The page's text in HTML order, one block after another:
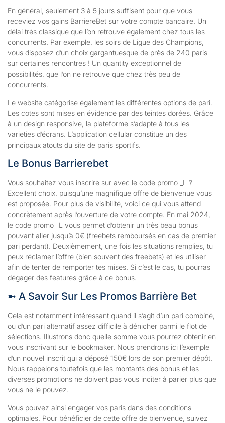
En général, seulement 3 à 5 jours suffisent pour que vous
receviez vos gains BarriereBet sur votre compte bancaire. Un
délai très classique que l’on retrouve également chez tous les
concurrents. Par exemple, les soirs de Ligue des Champions,
vous disposez d’un choix gargantuesque de près de 240 paris
sur certaines rencontres ! Un quantity exceptionnel de
possibilités, que l’on ne retrouve que chez très peu de
concurrents.
Le website catégorise également les différentes options de pari.
Les cotes sont mises en évidence par des teintes dorées. Grâce
à un design responsive, la plateforme s’adapte à tous les
varieties d’écrans. L’application cellular constitue un des
principaux atouts du site de paris sportifs.
Le Bonus Barrierebet
Vous souhaitez vous inscrire sur avec le code promo _L ?
Excellent choix, puisqu’une magnifique offre de bienvenue vous
est proposée. Pour plus de visibilité, voici ce qui vous attend
concrètement après l’ouverture de votre compte. En mai 2024,
le code promo _L vous permet d’obtenir un très beau bonus
pouvant aller jusqu’à 0€ (freebets remboursés en cas de premier
pari perdant). Deuxièmement, une fois les situations remplies, tu
peux réclamer l’offre (bien souvent des freebets) et les utiliser
afin de tenter de remporter tes mises. Si c’est le cas, tu pourras
dégager des features grâce à ce bonus.
➼ A Savoir Sur Les Promos Barrière Bet
Cela est notamment intéressant quand il s’agit d’un pari combiné,
ou d’un pari alternatif assez difficile à dénicher parmi le flot de
sélections. Illustrons donc quelle somme vous pourrez obtenir en
vous inscrivant sur le bookmaker. Nous prendrons ici l’exemple
d’un nouvel inscrit qui a déposé 150€ lors de son premier dépôt.
Nous rappelons toutefois que les montants des bonus et les
diverses promotions ne doivent pas vous inciter à parier plus que
vous ne le pouvez.
Vous pouvez ainsi engager vos paris dans des conditions
optimales. Pour bénéficier de cette offre de bienvenue, suivez